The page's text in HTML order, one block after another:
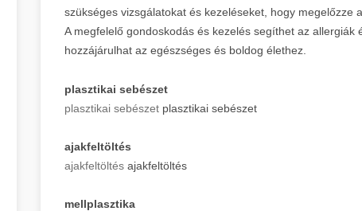
szükséges vizsgálatokat és kezeléseket, hogy
A megfelelő gondoskodás és kezelés segíthet az
hozzájárulhat az egészséges és boldog élethez.
plasztikai sebészet
plasztikai sebészet plasztikai sebészet
ajakfeltöltés
ajakfeltöltés ajakfeltöltés
mellplasztika